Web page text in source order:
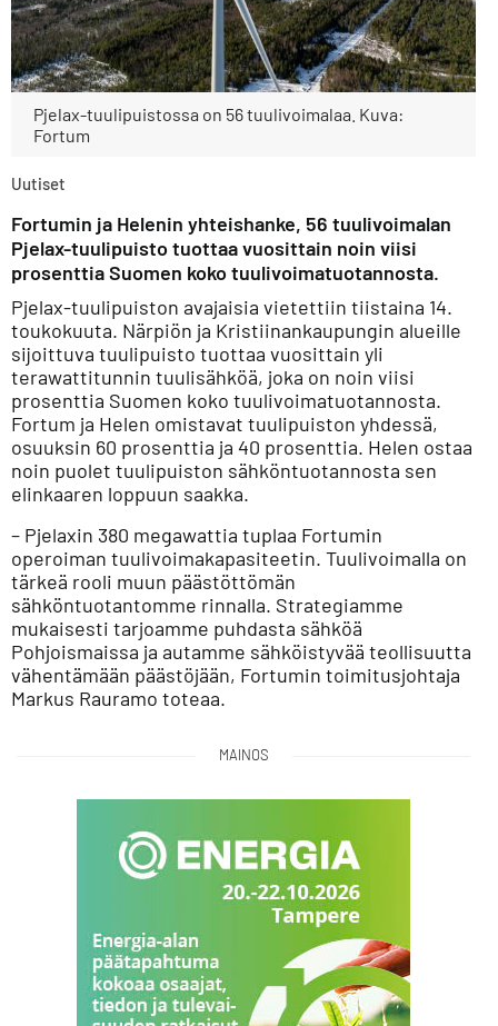
Pjelax-tuulipuistossa on 56 tuulivoimalaa. Kuva:
Fortum
Uutiset
Fortumin ja Helenin yhteishanke, 56 tuulivoimalan
Pjelax-tuulipuisto tuottaa vuosittain noin viisi
prosenttia Suomen koko tuulivoimatuotannosta.
Pjelax-tuulipuiston avajaisia vietettiin tiistaina 14.
toukokuuta. Närpiön ja Kristiinankaupungin alueille
sijoittuva tuulipuisto tuottaa vuosittain yli
terawattitunnin tuulisähköä, joka on noin viisi
prosenttia Suomen koko tuulivoimatuotannosta.
Fortum ja Helen omistavat tuulipuiston yhdessä,
osuuksin 60 prosenttia ja 40 prosenttia. Helen ostaa
noin puolet tuulipuiston sähköntuotannosta sen
elinkaaren loppuun saakka.
– Pjelaxin 380 megawattia tuplaa Fortumin
operoiman tuulivoimakapasiteetin. Tuulivoimalla on
tärkeä rooli muun päästöttömän
sähköntuotantomme rinnalla. Strategiamme
mukaisesti tarjoamme puhdasta sähköä
Pohjoismaissa ja autamme sähköistyvää teollisuutta
vähentämään päästöjään, Fortumin toimitusjohtaja
Markus Rauramo toteaa.
MAINOS